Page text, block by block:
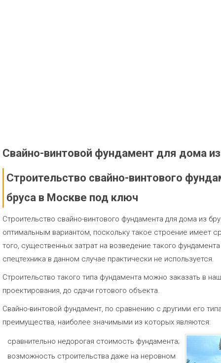
Свайно-винтовой фундамент для дома
Строительство свайно-винтового
бруса в Москве под ключ
Строительство свайно-винтового фундамента для дома из
оптимальным вариантом, поскольку такое строение имеет
того, существенных затрат на возведение такого
спецтехника в данном случае практически не используется.
Строительство такого типа фундамента можно заказать в
проектирования, до сдачи готового объекта.
Свайно-винтовой фундамент, по сравнению с другими его
преимущества, наиболее значимыми из которых являются:
сравнительно недорогая стоимость фундамента;
возможность строительства даже на неровном